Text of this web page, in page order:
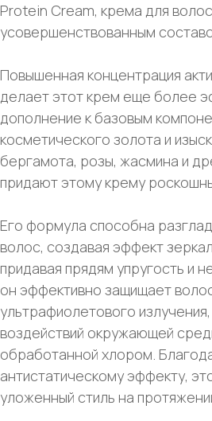
Protein Cream, крема для
усовершенствованным
Повышенная концентрация
делает этот крем еще более
дополнение к базовым
косметического золота и
бергамота, розы, жасмина и
придают этому крему
Его формула способна
волос, создавая эффект
придавая прядям упругость и
он эффективно защищает
ультрафиолетового
воздействий окружающей
обработанной хлором.
антистатическому эффекту,
уложенный стиль на